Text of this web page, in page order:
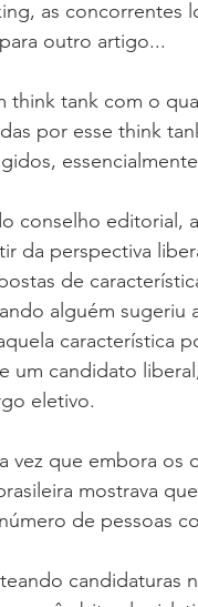
as
outro artigo...
think tank com o
por esse think
conselho editorial,
da perspectiva
de
alguém sugeriu
característica
um candidato
eletivo.
vez que embora
mostrava
de pessoas
candidaturas